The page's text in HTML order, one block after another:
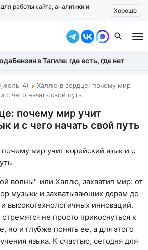
работы сайта, аналитики и
Хорошо
Бензин в Тагиле: где есть, где нет
'4)
Халлю в сердце: почему мир
с чего начать свой путь
почему мир учит
и с чего начать свой путь
волны", или Халлю, захватил мир: от
музыки и захватывающих дорам до
высокотехнологичных инноваций.
не просто прикоснуться к
но и глубже понять ее, а для этого
языка. К счастью, сегодня для